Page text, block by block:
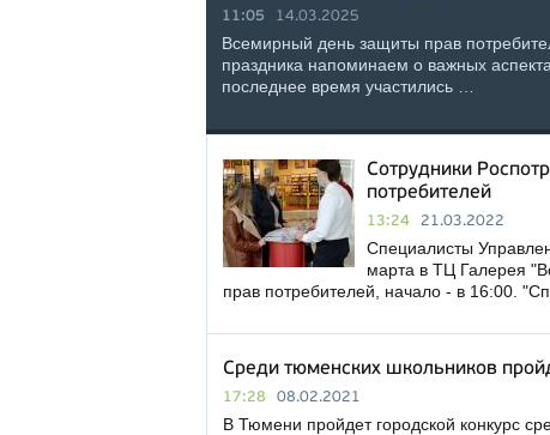
11:05 14.03.2025
Всемирный день защиты прав
праздника напоминаем о важных
последнее время участились …
Сотрудники
потребителей
13:24 21.03.2022
Специалисты
марта в ТЦ Галерея
прав потребителей, начало - в 16:00.
Среди тюменских школьников
17:28 08.02.2021
В Тюмени пройдет городской конкурс